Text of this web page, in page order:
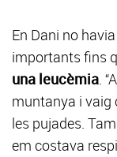
En Dani no
importants fins
una leucèmia.
muntanya i vaig
les pujades.
em costava